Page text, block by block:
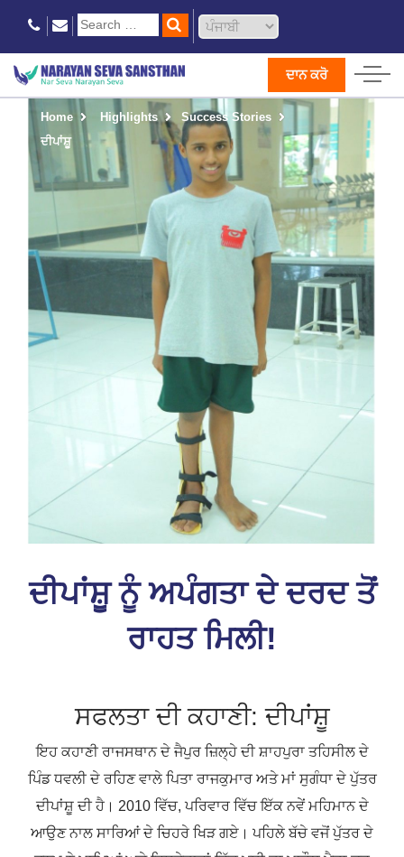
ਦਾਨ ਕਰੋ
Home Highlights
Success Stories
ਦੀਪਾਂਸ਼ੂ
ਦੀਪਾਂਸ਼ੂ ਨੂੰ ਅਪੰਗਤਾ ਦੇ ਦਰਦ ਤੋਂ
ਰਾਹਤ ਮਿਲੀ!
ਸਫਲਤਾ ਦੀ ਕਹਾਣੀ: ਦੀਪਾਂਸ਼ੂ
ਇਹ ਕਹਾਣੀ ਰਾਜਸਥਾਨ ਦੇ ਜੈਪੁਰ ਜ਼ਿਲ੍ਹੇ ਦੀ ਸ਼ਾਹਪੁਰਾ ਤਹਿਸੀਲ ਦੇ
ਪਿੰਡ ਧਵਲੀ ਦੇ ਰਹਿਣ ਵਾਲੇ ਪਿਤਾ ਰਾਜਕੁਮਾਰ ਅਤੇ ਮਾਂ ਸੁਗੰਧਾ ਦੇ ਪੁੱਤਰ
ਦੀਪਾਂਸ਼ੂ ਦੀ ਹੈ। 2010 ਵਿੱਚ, ਪਰਿਵਾਰ ਵਿੱਚ ਇੱਕ ਨਵੇਂ ਮਹਿਮਾਨ ਦੇ
ਆਉਣ ਨਾਲ ਸਾਰਿਆਂ ਦੇ ਚਿਹਰੇ ਖਿੜ ਗਏ। ਪਹਿਲੇ ਬੱਚੇ ਵਜੋਂ ਪੁੱਤਰ ਦੇ